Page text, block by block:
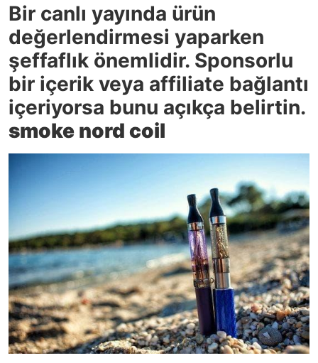
Bir canlı yayında ürün
değerlendirmesi yaparken
şeffaflık önemlidir. Sponsorlu
bir içerik veya affiliate bağlantı
içeriyorsa bunu açıkça belirtin.
smoke nord coil